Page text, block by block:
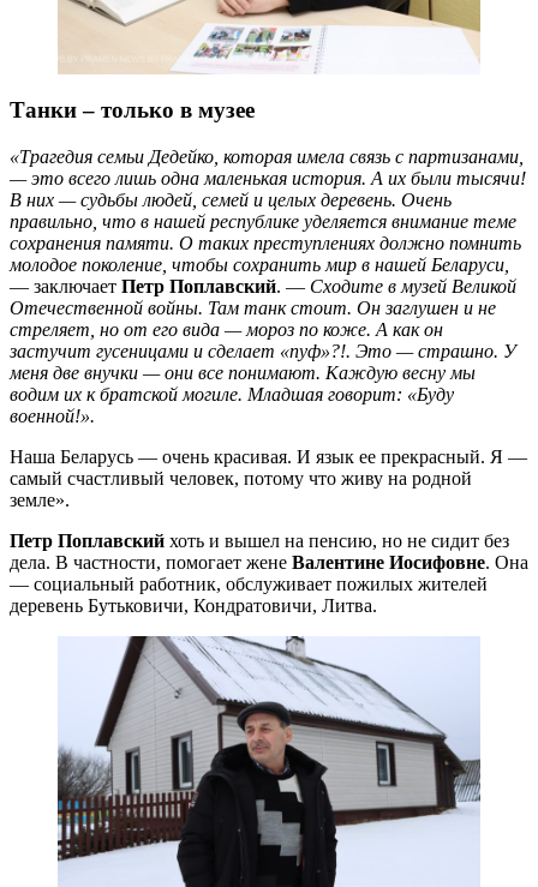
Танки – только в музее
«Трагедия семьи Дедейко, которая имела связь с партизанами,
— это всего лишь одна маленькая история. А их были тысячи!
В них — судьбы людей, семей и целых деревень. Очень
правильно, что в нашей республике уделяется внимание теме
сохранения памяти. О таких преступлениях должно помнить
молодое поколение, чтобы сохранить мир в нашей Беларуси,
— заключает Петр Поплавский. — Сходите в музей Великой
Отечественной войны. Там танк стоит. Он заглушен и не
стреляет, но от его вида — мороз по коже. А как он
застучит гусеницами и сделает «пуф»?!. Это — страшно. У
меня две внучки — они все понимают. Каждую весну мы
водим их к братской могиле. Младшая говорит: «Буду
военной!».
Наша Беларусь — очень красивая. И язык ее прекрасный. Я —
самый счастливый человек, потому что живу на родной
земле».
Петр Поплавский хоть и вышел на пенсию, но не сидит без
дела. В частности, помогает жене Валентине Иосифовне. Она
— социальный работник, обслуживает пожилых жителей
деревень Бутьковичи, Кондратовичи, Литва.